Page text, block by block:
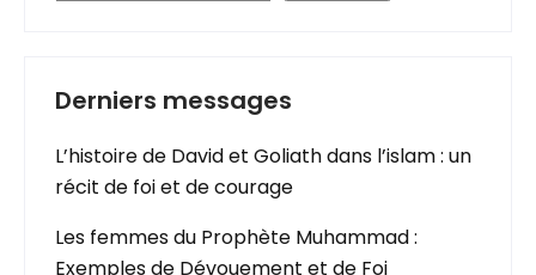
Derniers messages
L’histoire de David et Goliath dans l’islam : un
récit de foi et de courage
Les femmes du Prophète Muhammad :
Exemples de Dévouement et de Foi